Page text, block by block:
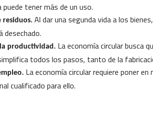
tener más de un uso.
residuos. Al dar una segunda vida a los
desechado.
productividad. La economía circular busca
todos los pasos, tanto de la
La economía circular requiere poner
cualificado para ello.